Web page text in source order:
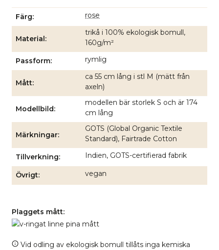
Färg rose
Material
trikå i 100% ekologisk bomull,
160g/m²
Passform rymlig
Mått
ca 55 cm lång i stl M (mätt från
axeln)
Modellbild
modellen bär storlek S och är 174
cm lång
Märkningar
GOTS (Global Organic Textile
Standard), Fairtrade Cotton
Tillverkning Indien, GOTS-certifierad fabrik
Övrigt vegan
Plaggets mått:
Vid odling av ekologisk bomull tillåts inga kemiska